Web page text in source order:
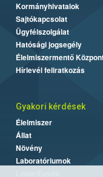
Kormányhivatalok
Sajtókapcsolat
Ügyfélszolgálat
Hatósági jogsegély
Élelmiszermentő
Hírlevél feliratkozás
Gyakori kérdések
Élelmiszer
Állat
Növény
Laboratóriumok